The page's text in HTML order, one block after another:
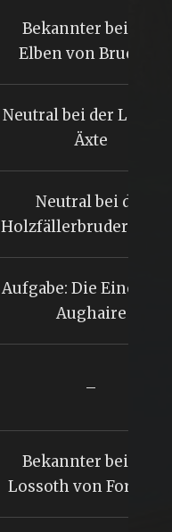
Bekannter bei den
Elben von Bruchtal
Neutral bei der Liga der
Äxte
Neutral bei der
Holzfällerbruderfschaft
Aufgabe: Die Einöde bei
Aughaire
–
Bekannter bei den
Lossoth von Forochel